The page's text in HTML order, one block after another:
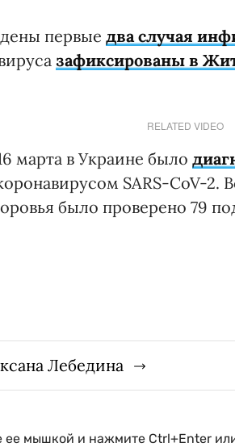
первые два случая
зафиксированы в
RELATED VIDEO
марта в Украине было
SARS-CoV-2.
было проверено 79
Лебедина
ее мышкой и нажмите Ctrl+Enter